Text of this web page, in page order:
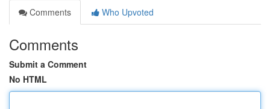
Comments
Who Upvoted
Comments
Submit a Comment
No HTML